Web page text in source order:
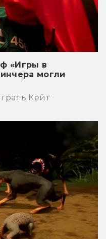
«Игры в
могли
Кейт